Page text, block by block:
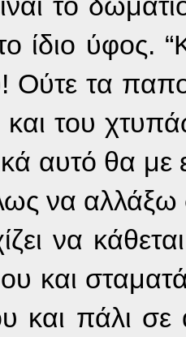
ίδιο ύφος.
Ούτε τα
και του
αυτό θα με
να
να
και
και πάλι